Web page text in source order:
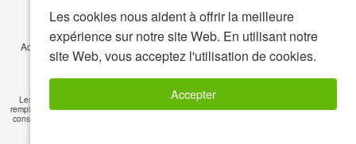
Les cookies nous aident à offrir la meilleure
expérience sur notre site Web. En utilisant notre
site Web, vous acceptez l'utilisation de cookies.
Accepter
Accessibilité
© Copyright 2001-2026 BIOVEA. Tous droits réservés.
Les informations sur ce site sont fournies à titre informatif seulement et ne visent pas à
remplacer les conseils de votre médecin ou de tout autre professionnel de la santé. Veuillez
consulter un professionnel de la santé si vous avez des questions de nature médicale